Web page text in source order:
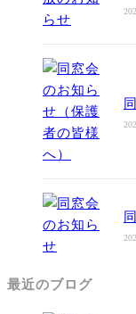
最近のブログ